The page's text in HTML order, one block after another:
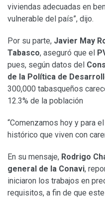
viviendas adecuadas en
vulnerable del país”, dijo.
Por su parte, Javier May
Tabasco, aseguró que el
pues, según datos del
de la Política de
300,000 tabasqueños
12.3% de la población
“Comenzamos hoy y para
histórico que viven con
En su mensaje, Rodrigo
general de la Conavi,
iniciaron los trabajos en
requisitos, a fin de que